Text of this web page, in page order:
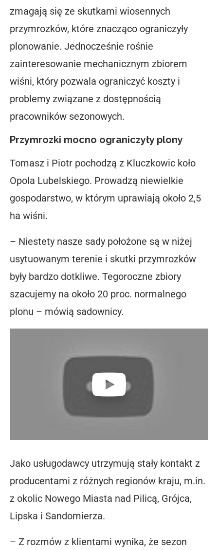
zmagają się ze skutkami wiosennych
przymrozków, które znacząco ograniczyły
plonowanie. Jednocześnie rośnie
zainteresowanie mechanicznym zbiorem
wiśni, który pozwala ograniczyć koszty i
problemy związane z dostępnością
pracowników sezonowych.
Przymrozki mocno ograniczyły plony
Tomasz i Piotr pochodzą z Kluczkowic koło
Opola Lubelskiego. Prowadzą niewielkie
gospodarstwo, w którym uprawiają około 2,5
ha wiśni.
– Niestety nasze sady położone są w niżej
usytuowanym terenie i skutki przymrozków
były bardzo dotkliwe. Tegoroczne zbiory
szacujemy na około 20 proc. normalnego
plonu – mówią sadownicy.
Jako usługodawcy utrzymują stały kontakt z
producentami z różnych regionów kraju, m.in.
z okolic Nowego Miasta nad Pilicą, Grójca,
Lipska i Sandomierza.
– Z rozmów z klientami wynika, że sezon